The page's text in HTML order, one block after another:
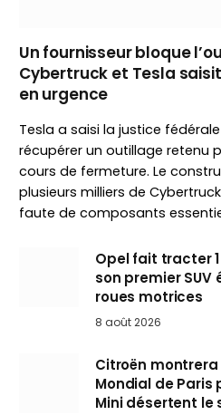
Un fournisseur bloque
Cybertruck et Tesla
en urgence
Tesla a saisi la justice
récupérer un outillage retenu
cours de fermeture. Le
plusieurs milliers de
faute de composants
Opel fait tracter
son premier
roues motrices
8 août 2026
Citroën
Mondial de Paris
Mini désertent le